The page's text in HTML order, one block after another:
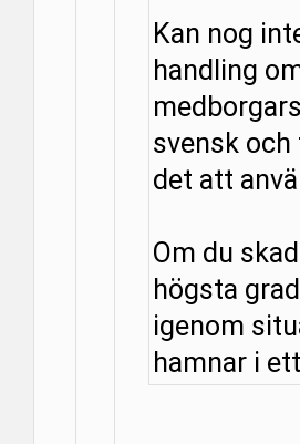
Kan nog
handling
svensk
det att
Om du
högsta
igenom
hamnar i